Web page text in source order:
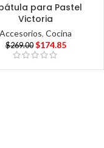
para Pastel
Victoria
Accesorios,Cocina
$269.00 $174.85